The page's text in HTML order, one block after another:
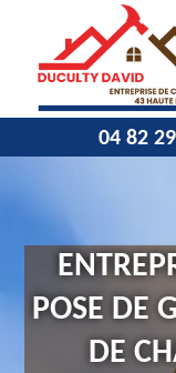
04 82
POSE DE
DE